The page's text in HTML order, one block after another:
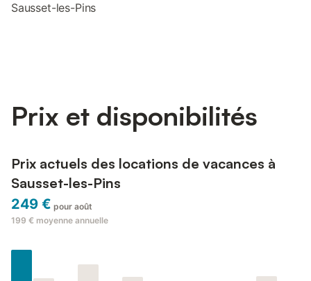
Sausset-les-Pins
Prix et disponibilités
Prix actuels des locations de vacances à
Sausset-les-Pins
249 € pour août
199 € moyenne annuelle